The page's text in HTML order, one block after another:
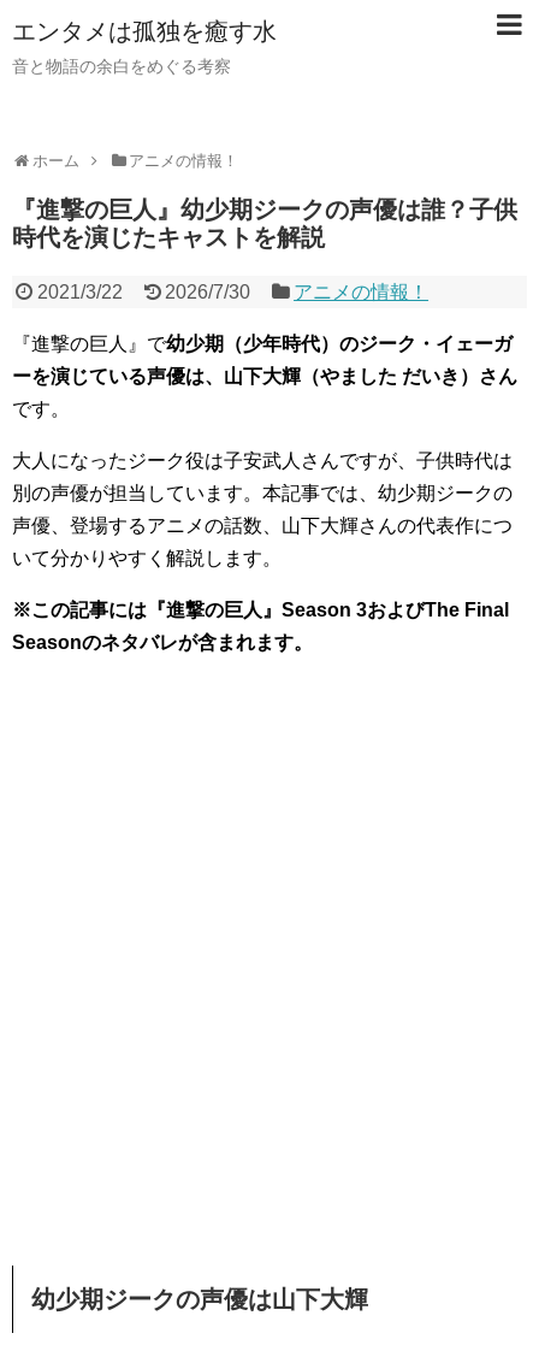
【PR】当サイトではアフィリエイト広告（PR）を利用し
ています。記事内ではアフィリエイトプログラムを利用し
て商品・サービスを紹介しています。
エンタメは孤独を癒す水
音と物語の余白をめぐる考察
ホーム アニメの情報！
『進撃の巨人』幼少期ジークの声優は誰？子供
時代を演じたキャストを解説
2021/3/22 2026/7/30 アニメの情報！
『進撃の巨人』で幼少期（少年時代）のジーク・イェーガ
ーを演じている声優は、山下大輝（やました だいき）さん
です。
大人になったジーク役は子安武人さんですが、子供時代は
別の声優が担当しています。本記事では、幼少期ジークの
声優、登場するアニメの話数、山下大輝さんの代表作につ
いて分かりやすく解説します。
※この記事には『進撃の巨人』Season 3およびThe Final
Seasonのネタバレが含まれます。
幼少期ジークの声優は山下大輝